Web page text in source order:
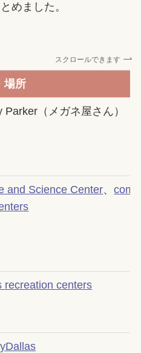
めました。
スクロールできます
場所
Parker（メガネ屋さん）
and Science Center、
recreation centers